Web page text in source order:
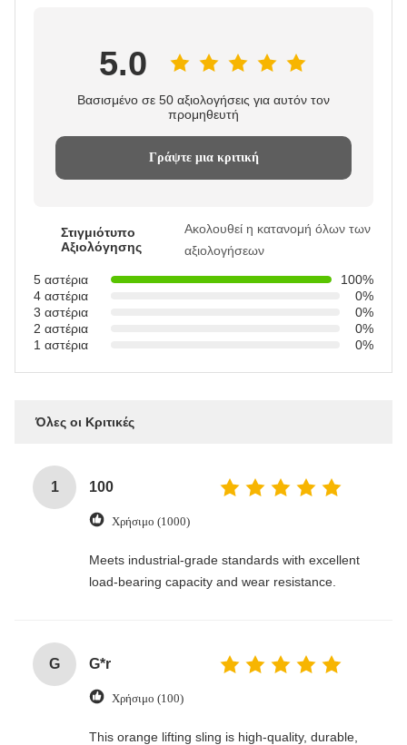
5.0
Βασισμένο σε 50 αξιολογήσεις για αυτόν τον
προμηθευτή
Γράψτε μια κριτική
Στιγμιότυπο
Αξιολόγησης
Ακολουθεί η κατανομή όλων των
αξιολογήσεων
5 αστέρια
100%
4 αστέρια
0%
3 αστέρια
0%
2 αστέρια
0%
1 αστέρια
0%
Όλες οι Κριτικές
1 100
Χρήσιμο (1000)
Meets industrial-grade standards with excellent
load-bearing capacity and wear resistance.
G G*r
Χρήσιμο (100)
This orange lifting sling is high-quality, durable,